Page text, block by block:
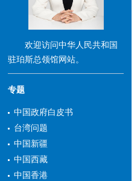
欢迎访问中华人民共和国
驻珀斯总领馆网站。
专题
中国政府白皮书
台湾问题
中国新疆
中国西藏
中国香港